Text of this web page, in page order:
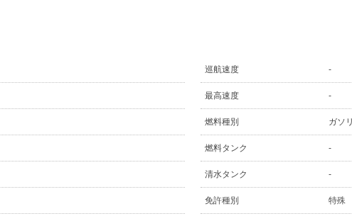
巡航速度 -
最高速度 -
燃料種別 ガソ
燃料タンク -
清水タンク -
免許種別 特殊